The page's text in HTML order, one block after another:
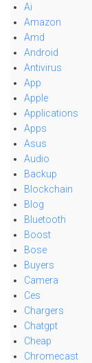
Ai
Amazon
Amd
Android
Antivirus
App
Apple
Applications
Apps
Asus
Audio
Backup
Blockchain
Blog
Bluetooth
Boost
Bose
Buyers
Camera
Ces
Chargers
Chatgpt
Cheap
Chromecast